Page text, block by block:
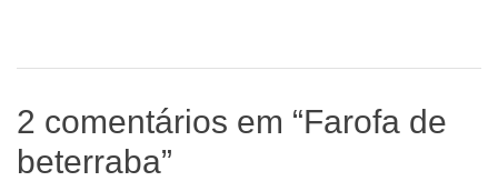
2 comentários em “Farofa de
beterraba”